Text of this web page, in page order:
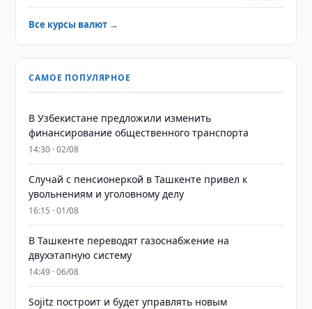
Все курсы валют →
САМОЕ ПОПУЛЯРНОЕ
В Узбекистане предложили изменить
финансирование общественного транспорта
14:30 · 02/08
Случай с пенсионеркой в Ташкенте привел к
увольнениям и уголовному делу
16:15 · 01/08
В Ташкенте переводят газоснабжение на
двухэтапную систему
14:49 · 06/08
Sojitz построит и будет управлять новым